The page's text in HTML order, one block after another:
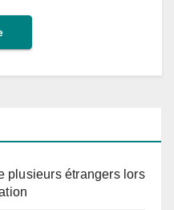
plusieurs étrangers lors